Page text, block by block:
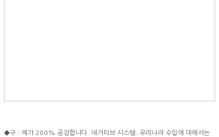
◆구 : 제가 200% 공감합니다. 네거티브 시스템. 우리나라 수입에 대해서는